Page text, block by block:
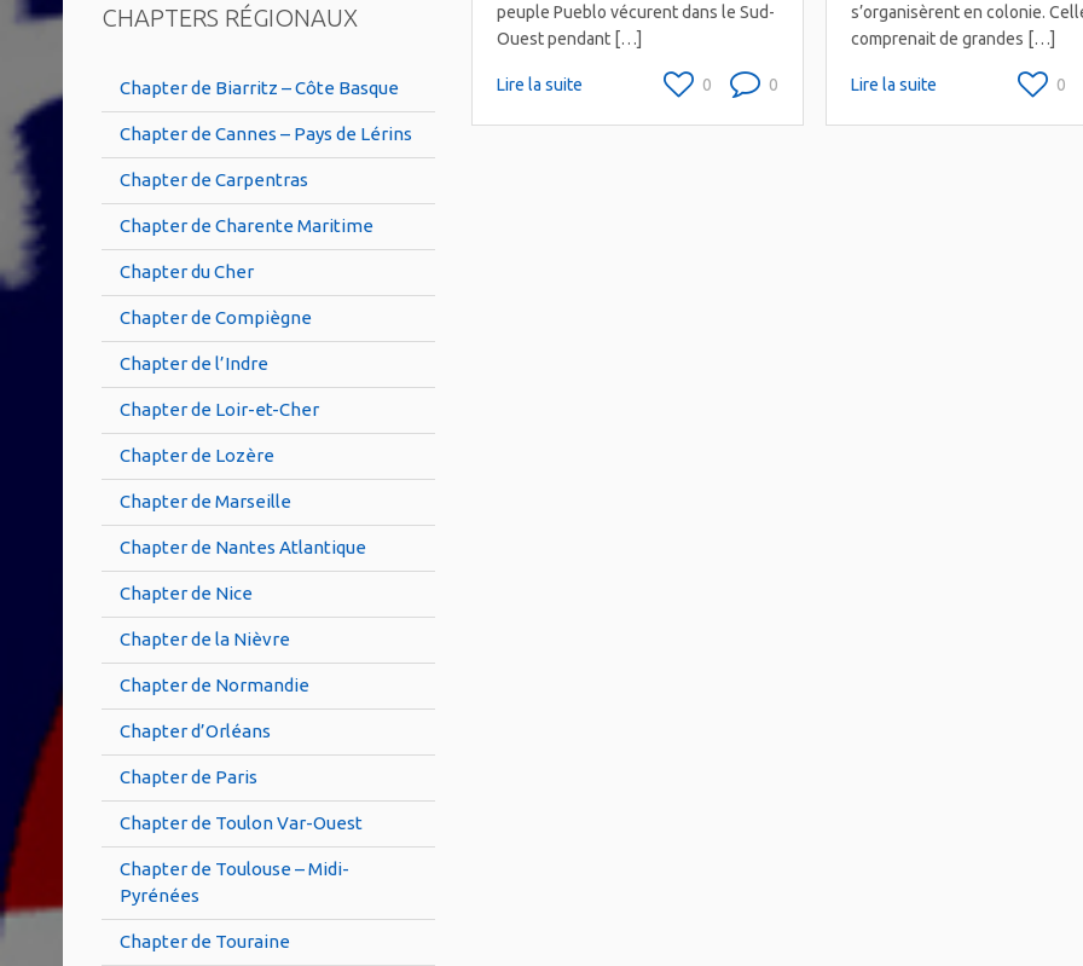
peuple Pueblo vécurent dans le Sud-
Ouest pendant […]
Lire la suite 0
0
s’organisèrent en colonie.
comprenait de grandes […]
Lire la suite 0
CHAPTERS RÉGIONAUX
Chapter de Biarritz – Côte Basque
Chapter de Cannes – Pays de Lérins
Chapter de Carpentras
Chapter de Charente Maritime
Chapter du Cher
Chapter de Compiègne
Chapter de l’Indre
Chapter de Loir-et-Cher
Chapter de Lozère
Chapter de Marseille
Chapter de Nantes Atlantique
Chapter de Nice
Chapter de la Nièvre
Chapter de Normandie
Chapter d’Orléans
Chapter de Paris
Chapter de Toulon Var-Ouest
Chapter de Toulouse – Midi-
Pyrénées
Chapter de Touraine